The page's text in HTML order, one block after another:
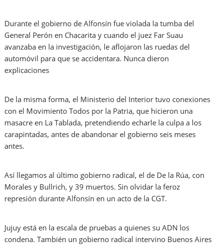
Durante el gobierno de Alfonsín fue violada la tumba del
General Perón en Chacarita y cuando el juez Far Suau
avanzaba en la investigación, le aflojaron las ruedas del
automóvil para que se accidentara. Nunca dieron
explicaciones
De la misma forma, el Ministerio del Interior tuvo conexiones
con el Movimiento Todos por la Patria, que hicieron una
masacre en La Tablada, pretendiendo echarle la culpa a los
carapintadas, antes de abandonar el gobierno seis meses
antes.
Así llegamos al último gobierno radical, el de De la Rúa, con
Morales y Bullrich, y 39 muertos. Sin olvidar la feroz
represión durante Alfonsín en un acto de la CGT.
Jujuy está en la escala de pruebas a quienes su ADN los
condena. También un gobierno radical intervino Buenos Aires